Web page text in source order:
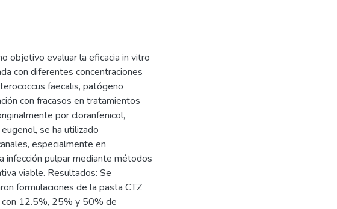
objetivo evaluar la eficacia in vitro
con diferentes concentraciones
faecalis, patógeno
con fracasos en tratamientos
por cloranfenicol,
se ha utilizado
especialmente en
infección pulpar mediante métodos
viable. Resultados: Se
formulaciones de la pasta CTZ
con 12.5%, 25% y 50% de